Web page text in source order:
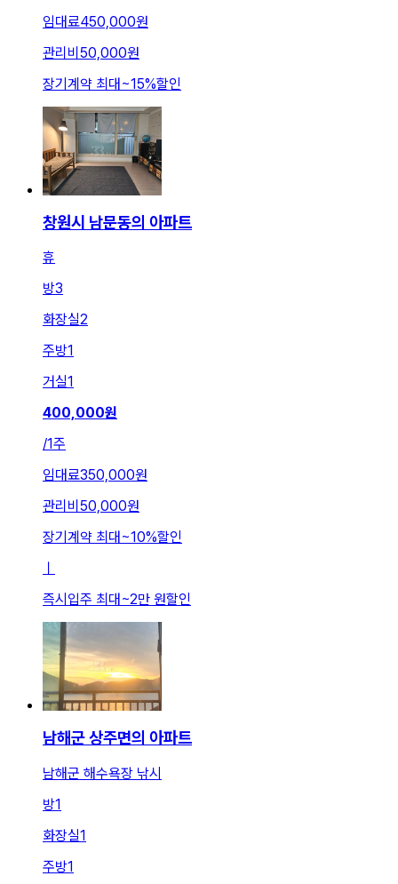
임대료450,000원
관리비 50,000원
장기계약 최대~15%할인
창원시 남문동의 아파트
휴
방3
화장실2
주방1
거실1
400,000원
/1주
임대료350,000원
관리비 50,000원
장기계약 최대 ~10%할인
즉시입주 최대 ~2만 원할인
남해군 상주면의 아파트
남해군 해수욕장 낚시
방1
화장실1
주방1